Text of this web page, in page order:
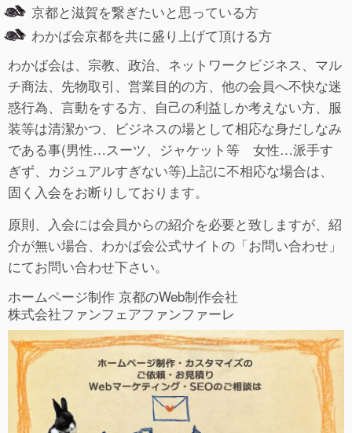
京都と滋賀を繋ぎたいと思っている方
わかば会京都を共に盛り上げて頂ける方
わかば会は、宗教、政治、ネットワークビジネス、マル
チ商法、先物取引、営業目的の方、他の会員へ不快な迷
惑行為、言動をする方、自己の利益しか考えない方、服
装等は清潔かつ、ビジネスの場として相応な身だしなみ
である事(男性…スーツ、ジャケット等 女性…派手す
ぎず、カジュアルすぎない等)上記に不相応な場合は、
固く入会をお断りしております。
原則、入会には会員からの紹介を必要と致しますが、紹
介が無い場合、わかば会公式サイトの「お問い合わせ」
にてお問い合わせ下さい。
ホームページ制作 京都のWeb制作会社
株式会社ファンフェアファンファーレ